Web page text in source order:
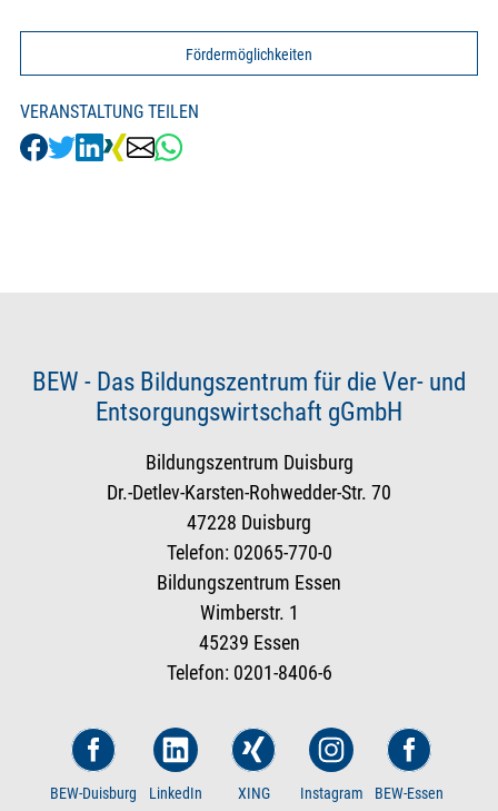
Fördermöglichkeiten
VERANSTALTUNG TEILEN
BEW - Das Bildungszentrum für die Ver- und
Entsorgungswirtschaft gGmbH
Bildungszentrum Duisburg
Dr.-Detlev-Karsten-Rohwedder-Str. 70
47228 Duisburg
Telefon: 02065-770-0
Bildungszentrum Essen
Wimberstr. 1
45239 Essen
Telefon: 0201-8406-6
BEW-Duisburg LinkedIn XING Instagram BEW-Essen